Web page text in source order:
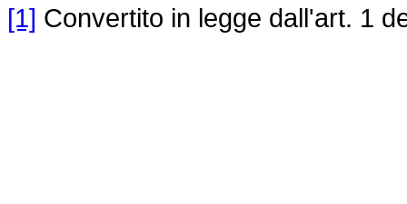
[1] Convertito in legge dall'art. 1